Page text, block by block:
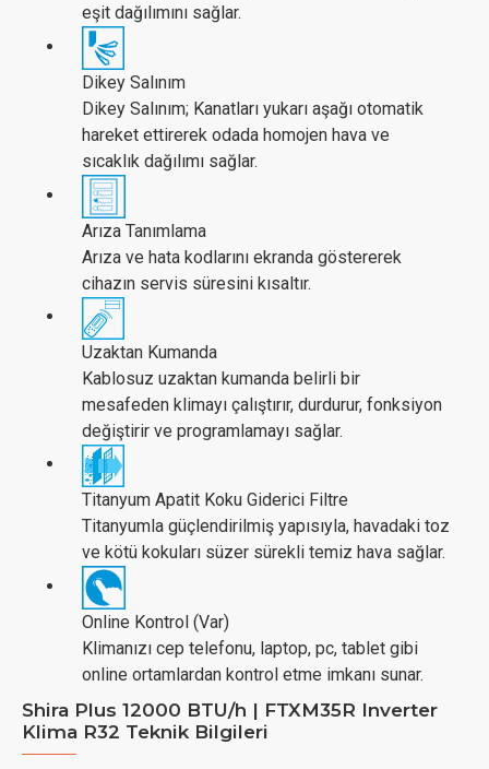
eşit dağılımını sağlar.
Dikey Salınım
Dikey Salınım; Kanatları yukarı aşağı otomatik
hareket ettirerek odada homojen hava ve
sıcaklık dağılımı sağlar.
Arıza Tanımlama
Arıza ve hata kodlarını ekranda göstererek
cihazın servis süresini kısaltır.
Uzaktan Kumanda
Kablosuz uzaktan kumanda belirli bir
mesafeden klimayı çalıştırır, durdurur, fonksiyon
değiştirir ve programlamayı sağlar.
Titanyum Apatit Koku Giderici Filtre
Titanyumla güçlendirilmiş yapısıyla, havadaki toz
ve kötü kokuları süzer sürekli temiz hava sağlar.
Online Kontrol (Var)
Klimanızı cep telefonu, laptop, pc, tablet gibi
online ortamlardan kontrol etme imkanı sunar.
Shira Plus 12000 BTU/h | FTXM35R Inverter
Klima R32 Teknik Bilgileri